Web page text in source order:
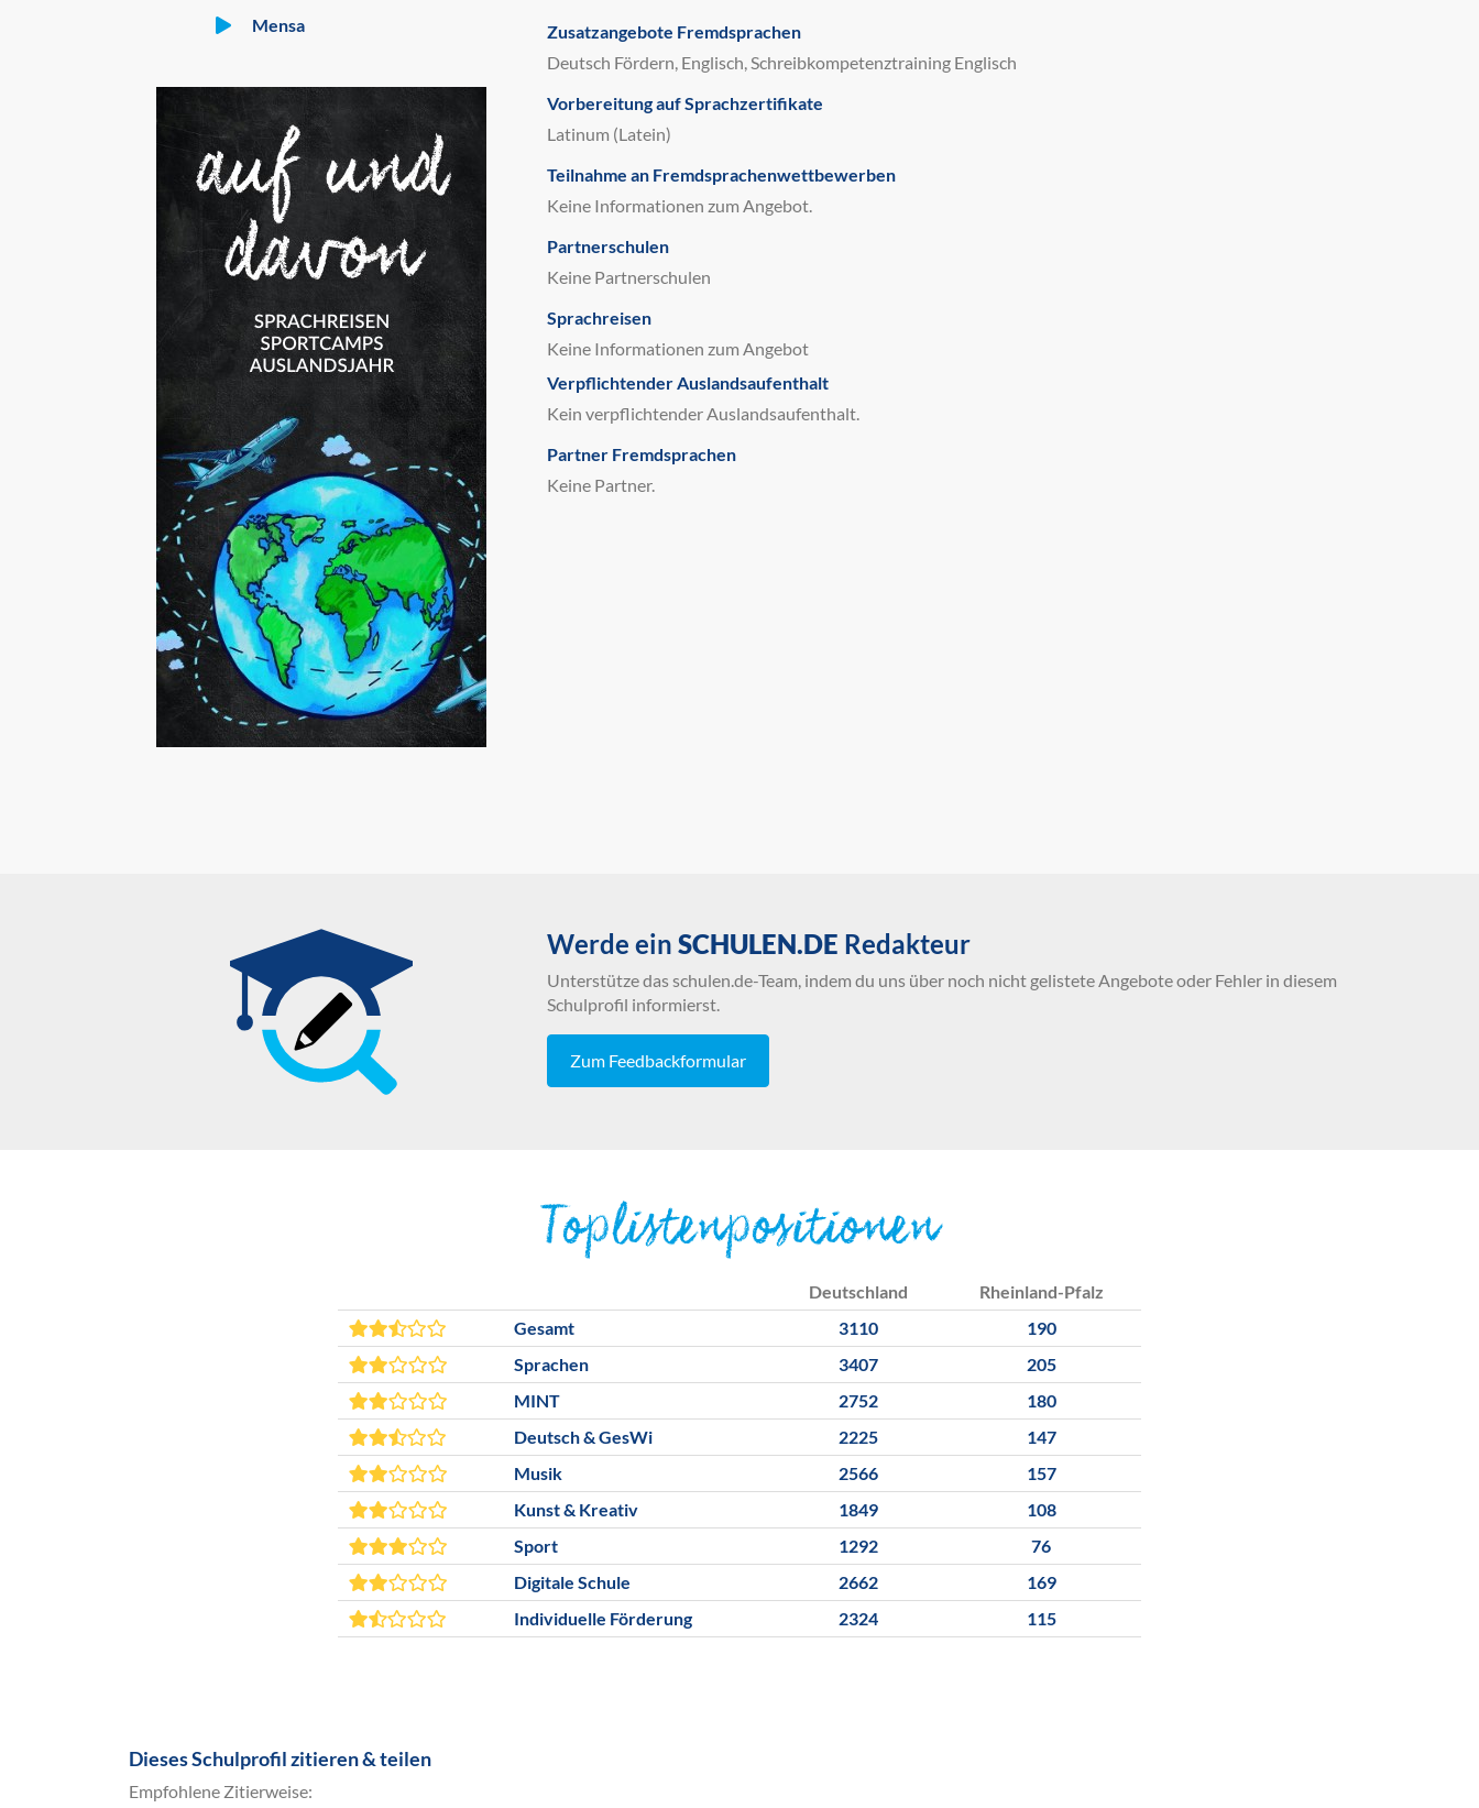
Mensa
Zusatzangebote Fremdsprachen
Deutsch Fördern, Englisch, Schreibkompetenztraining Englisch
Vorbereitung auf Sprachzertifikate
Latinum (Latein)
Teilnahme an Fremdsprachenwettbewerben
Keine Informationen zum Angebot.
Partnerschulen
Keine Partnerschulen
Sprachreisen
Keine Informationen zum Angebot
Verpflichtender Auslandsaufenthalt
Kein verpflichtender Auslandsaufenthalt.
Partner Fremdsprachen
Keine Partner.
Werde ein SCHULEN.DE Redakteur
Unterstütze das schulen.de-Team, indem du uns über noch nicht gelistete Angebote oder Fehler in diesem
Schulprofil informierst.
Zum Feedbackformular
Toplistenpositionen
Deutschland
Rheinland-Pfalz
Gesamt
3110
190
Sprachen
3407
205
MINT
2752
180
Deutsch & GesWi
2225
147
Musik
2566
157
Kunst & Kreativ
1849
108
Sport
1292
76
Digitale Schule
2662
169
Individuelle Förderung
2324 115
Dieses Schulprofil zitieren & teilen
Empfohlene Zitierweise: